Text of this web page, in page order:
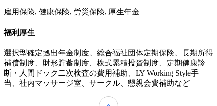
雇用保険, 健康保険, 労災保険, 厚生年金
福利厚生
選択型確定拠出年金制度、総合福祉団体定期保険、長期所得
補償制度、財形貯蓄制度、株式累積投資制度、定期健康診
断・人間ドック二次検査の費用補助、LY Working Style手
当、社内マッサージ室、サークル、懇親会費補助など